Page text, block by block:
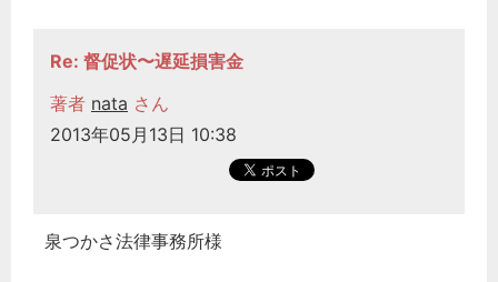
Re: 督促状〜遅延損害金
著者 nata さん
2013年05月13日 10:38
泉つかさ法律事務所様